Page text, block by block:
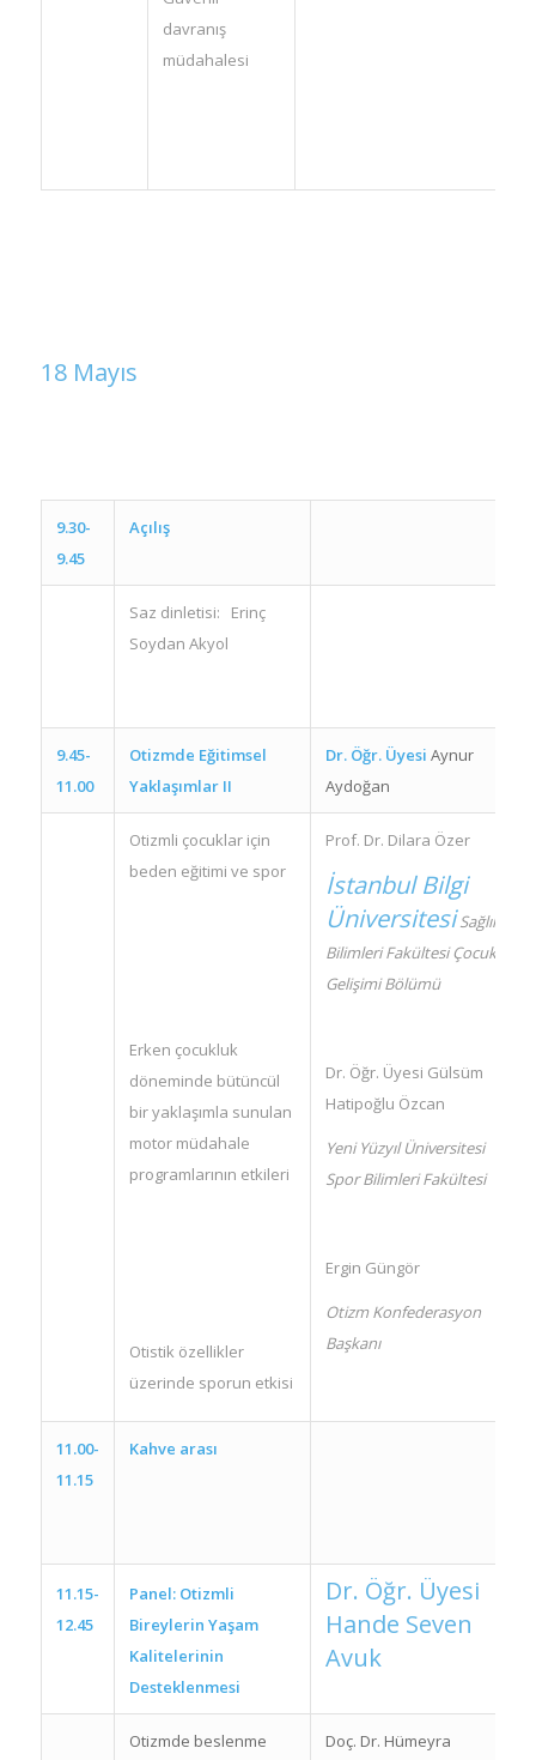
davranış
müdahalesi
18 Mayıs
9.30-
9.45
Açılış
Saz dinletisi: Erinç
Soydan Akyol
9.45-
11.00
Otizmde Eğitimsel
Yaklaşımlar II
Dr. Öğr. Üyesi Aynur
Aydoğan
Otizmli çocuklar için
beden eğitimi ve spor
Erken çocukluk
döneminde bütüncül
bir yaklaşımla sunulan
motor müdahale
programlarının etkileri
Otistik özellikler
üzerinde sporun etkisi
Prof. Dr. Dilara Özer
İstanbul Bilgi
ÜniversitesiSağlık
Bilimleri Fakültesi Çocuk
Gelişimi Bölümü
Dr. Öğr. Üyesi Gülsüm
Hatipoğlu Özcan
Yeni Yüzyıl Üniversitesi
Spor Bilimleri Fakültesi
Ergin Güngör
Otizm Konfederasyon
Başkanı
11.00-
11.15
Kahve arası
11.15-
12.45
Panel: Otizmli
Bireylerin Yaşam
Kalitelerinin
Desteklenmesi
Dr. Öğr. Üyesi
Hande Seven
Avuk
Otizmde beslenme
Doç. Dr. Hümeyra